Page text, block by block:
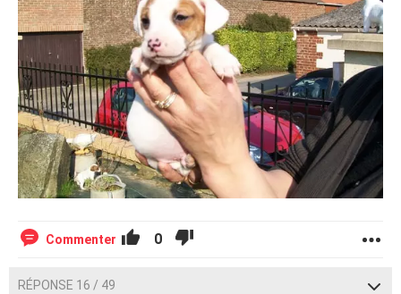
Commenter 0
RÉPONSE 16 / 49